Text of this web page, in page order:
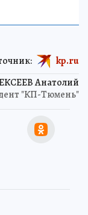
Анатолий
"КП-Тюмень"
kp.ru